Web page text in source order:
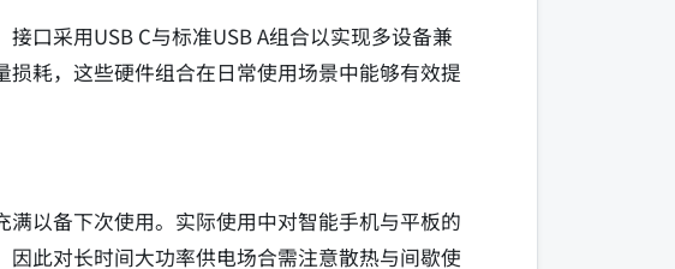
口采用USB C与标准USB A组合以实现多设备兼
耗，这些硬件组合在日常使用场景中能够有效提
以备下次使用。实际使用中对智能手机与平板的
此对长时间大功率供电场合需注意散热与间歇使